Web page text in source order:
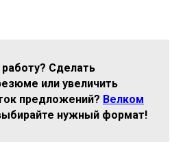
Сделать
или увеличить
предложений? Велком
нужный формат!